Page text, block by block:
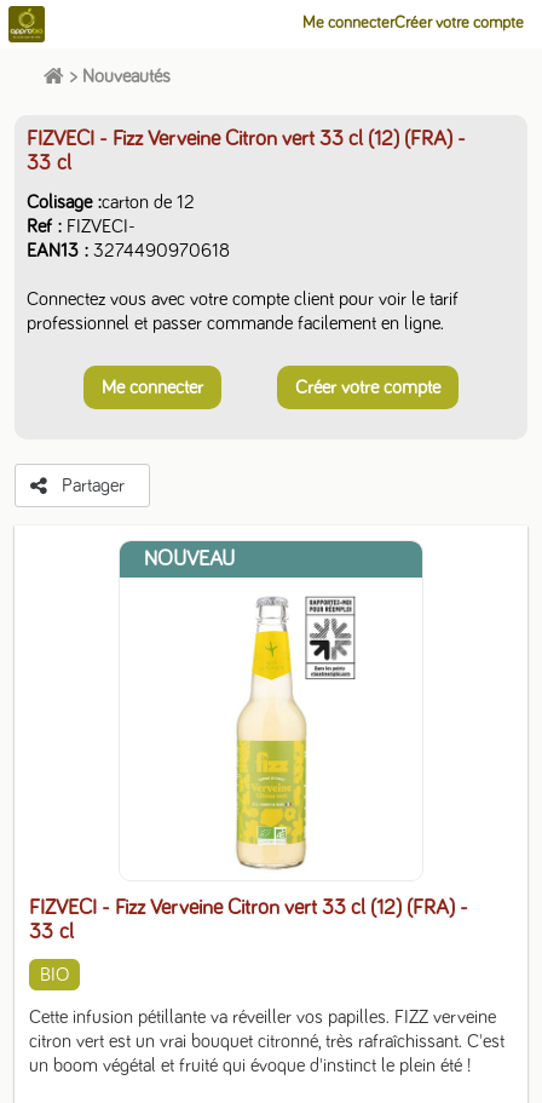
Me connecterCréer votre compte
> Nouveautés
NOUVEAU
FIZVECI - Fizz Verveine Citron vert 33 cl (12) (FRA) -
33 cl
BIO
Cette infusion pétillante va réveiller vos papilles. FIZZ verveine
citron vert est un vrai bouquet citronné, très rafraîchissant. C'est
un boom végétal et fruité qui évoque d'instinct le plein été !
FIZVECI - Fizz Verveine Citron vert 33 cl (12) (FRA) -
33 cl
Colisage carton de 12
Ref
FIZVECI-
EAN13
3274490970618
Connectez vous avec votre compte client pour voir le tarif
professionnel et passer commande facilement en ligne.
Me connecter Créer votre compte
Partager